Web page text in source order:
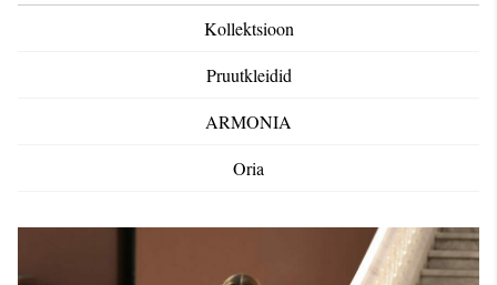
Kollektsioon
Pruutkleidid
ARMONIA
Oria